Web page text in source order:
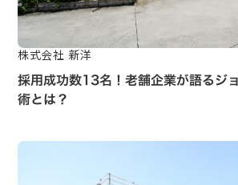
株式会社 新洋
採用成功数13名！老舗企業が語るジ
術とは？